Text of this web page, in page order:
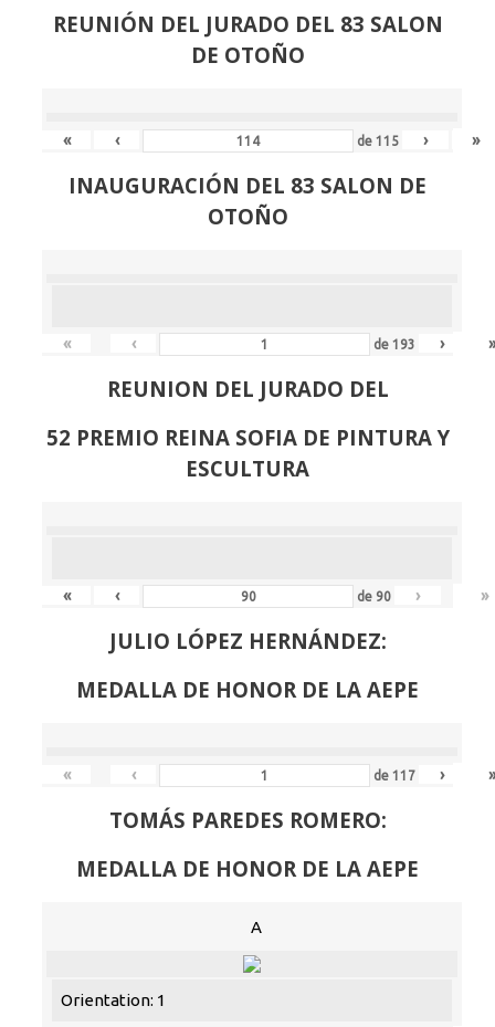
REUNIÓN DEL JURADO DEL 83 SALON
DE OTOÑO
« ‹ de115 › »
INAUGURACIÓN DEL 83 SALON DE
OTOÑO
« ‹ de193 ›
REUNION DEL JURADO DEL
52 PREMIO REINA SOFIA DE PINTURA Y
ESCULTURA
« ‹ de 90 › »
JULIO LÓPEZ HERNÁNDEZ:
MEDALLA DE HONOR DE LA AEPE
« ‹ de117 ›
TOMÁS PAREDES ROMERO:
MEDALLA DE HONOR DE LA AEPE
A
Orientation: 1